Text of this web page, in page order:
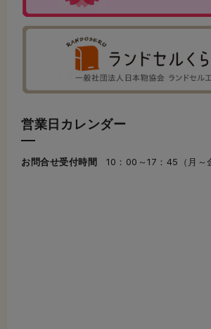
営業日カレンダー
お問合せ受付時間 10：00～17：45（月～